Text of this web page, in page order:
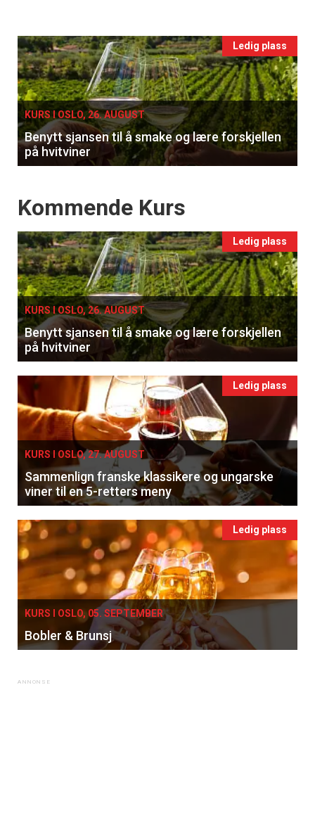
×
Få ukentlige nyhetsbrev fra
Apéritif
Vi tilbyr flere ukentlige nyhetsbrev. Du
kan fritt velge hvilke du ønsker å få
tilsendt.
Registrer deg
Events
single
Ledig plass
KURS I OSLO, 26. AUGUST
Benytt sjansen til å smake og lære forskjellen
på hvitviner
Events
Kommende Kurs
Ledig plass
KURS I OSLO, 26. AUGUST
Benytt sjansen til å smake og lære forskjellen
på hvitviner
Ledig plass
KURS I OSLO, 27. AUGUST
Sammenlign franske klassikere og ungarske
viner til en 5-retters meny
Ledig plass
KURS I OSLO, 05. SEPTEMBER
Bobler & Brunsj